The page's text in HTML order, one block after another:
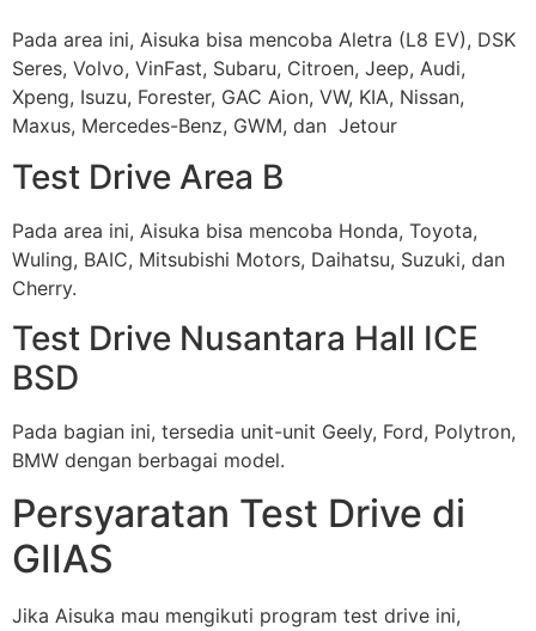
Pada area ini, Aisuka bisa mencoba Aletra (L8 EV), DSK
Seres, Volvo, VinFast, Subaru, Citroen, Jeep, Audi,
Xpeng, Isuzu, Forester, GAC Aion, VW, KIA, Nissan,
Maxus, Mercedes-Benz, GWM, dan Jetour
Test Drive Area B
Pada area ini, Aisuka bisa mencoba Honda, Toyota,
Wuling, BAIC, Mitsubishi Motors, Daihatsu, Suzuki, dan
Cherry.
Test Drive Nusantara Hall ICE
BSD
Pada bagian ini, tersedia unit-unit Geely, Ford, Polytron,
BMW dengan berbagai model.
Persyaratan Test Drive di
GIIAS
Jika Aisuka mau mengikuti program test drive ini,